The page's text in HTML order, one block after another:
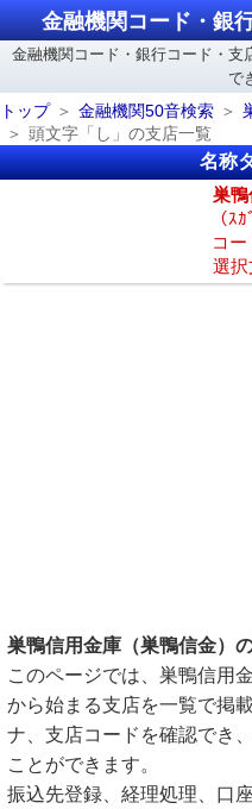
金融機関コード・銀
金融機関コード・銀行コード・支
で
トップ
金融機関50音検索
頭文字「し」の支店一覧
名称
巣鴨
（ｽ
コー
選択
巣鴨信用金庫（巣鴨信金）
このページでは、巣鴨信用
から始まる支店を一覧で掲
ナ、支店コードを確認でき
ことができます。
振込先登録、経理処理、口